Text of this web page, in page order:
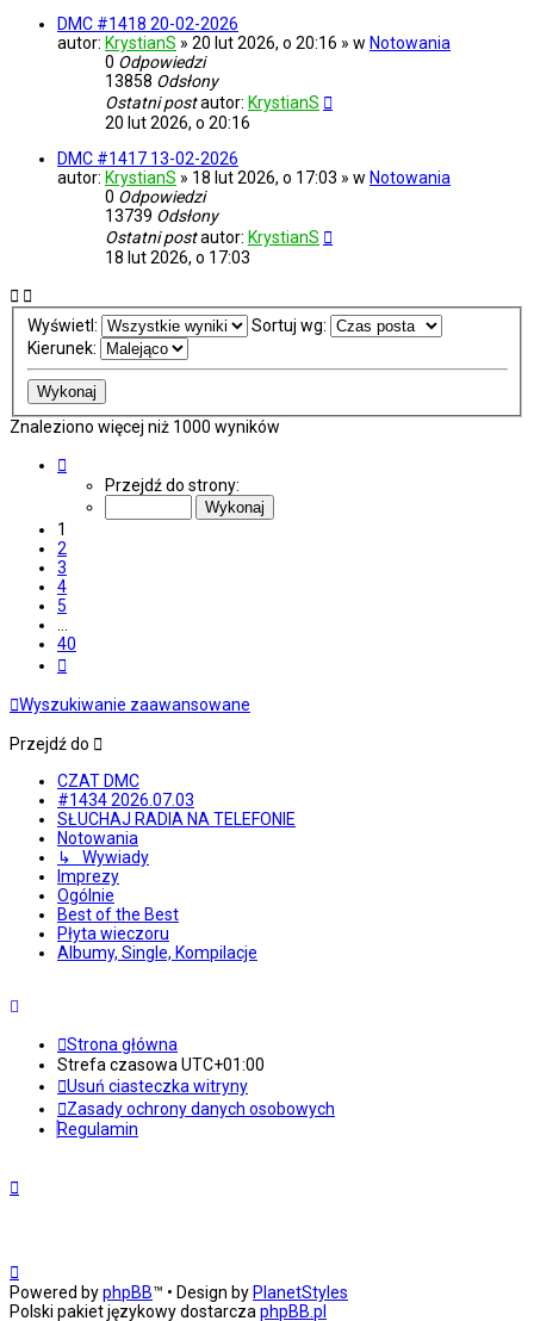
DMC #1418 20-02-2026
autor: KrystianS » 20 lut 2026, o 20:16 » w Notowania
0 Odpowiedzi
13858 Odsłony
Ostatni postautor: KrystianS
20 lut 2026, o 20:16
DMC #1417 13-02-2026
autor: KrystianS » 18 lut 2026, o 17:03 » w Notowania
0 Odpowiedzi
13739 Odsłony
Ostatni postautor: KrystianS
18 lut 2026, o 17:03
Wyświetl:
Sortuj wg:
Kierunek:
Znaleziono więcej niż 1000 wyników
Przejdź do strony:
1
2
3
4
5
40
Wyszukiwanie zaawansowane
Przejdź do
CZAT DMC
#1434 2026.07.03
SŁUCHAJ RADIA NA TELEFONIE
Notowania
↳ Wywiady
Imprezy
Ogólnie
Best of the Best
Płyta wieczoru
Albumy, Single, Kompilacje
Strona główna
Strefa czasowa UTC+01:00
Usuń ciasteczka witryny
Zasady ochrony danych osobowych
Regulamin
Powered byphpBB™ • Design by PlanetStyles
Polski pakiet językowy dostarcza phpBB.pl